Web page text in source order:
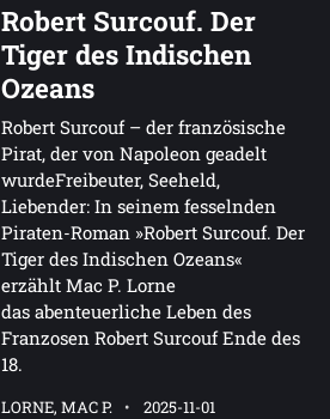
Robert Surcouf. Der
Tiger des Indischen
Ozeans
Robert Surcouf – der französische
Pirat, der von Napoleon geadelt
wurdeFreibeuter, Seeheld,
Liebender: In seinem fesselnden
Piraten-Roman »Robert Surcouf. Der
Tiger des Indischen Ozeans«
erzählt Mac P. Lorne
das abenteuerliche Leben des
Franzosen Robert Surcouf Ende des
18.
LORNE, MAC P. 2025-11-01